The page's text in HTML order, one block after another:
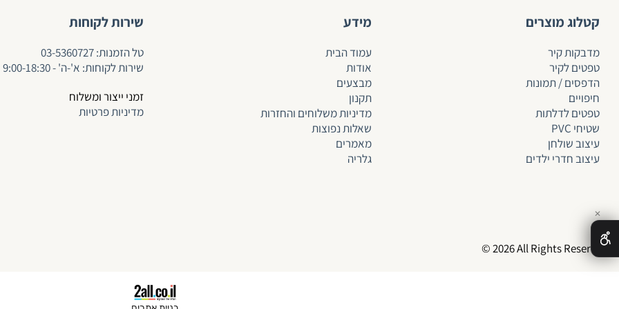
קטלוג מוצרים
מדבקות קיר
טפטים לקיר
הדפסים / תמונות
חיפויים
טפטים לדלתות
שטיחי PVC
עיצוב שולחן
עיצוב חדרי ילדים
מידע
עמוד הבית
אודות
מבצעים
תקנון
מדיניות משלוחים והחזרות
שאלות נפוצות
מאמרים
גלריה
שירות לקוחות
טל הזמנות:03-5360727
שירות לקוחות: א'-ה' - 9:00-18:30
זמני ייצור ומשלוח
מדיניות פרטיות
© 2026 All Rights Reserved
✕